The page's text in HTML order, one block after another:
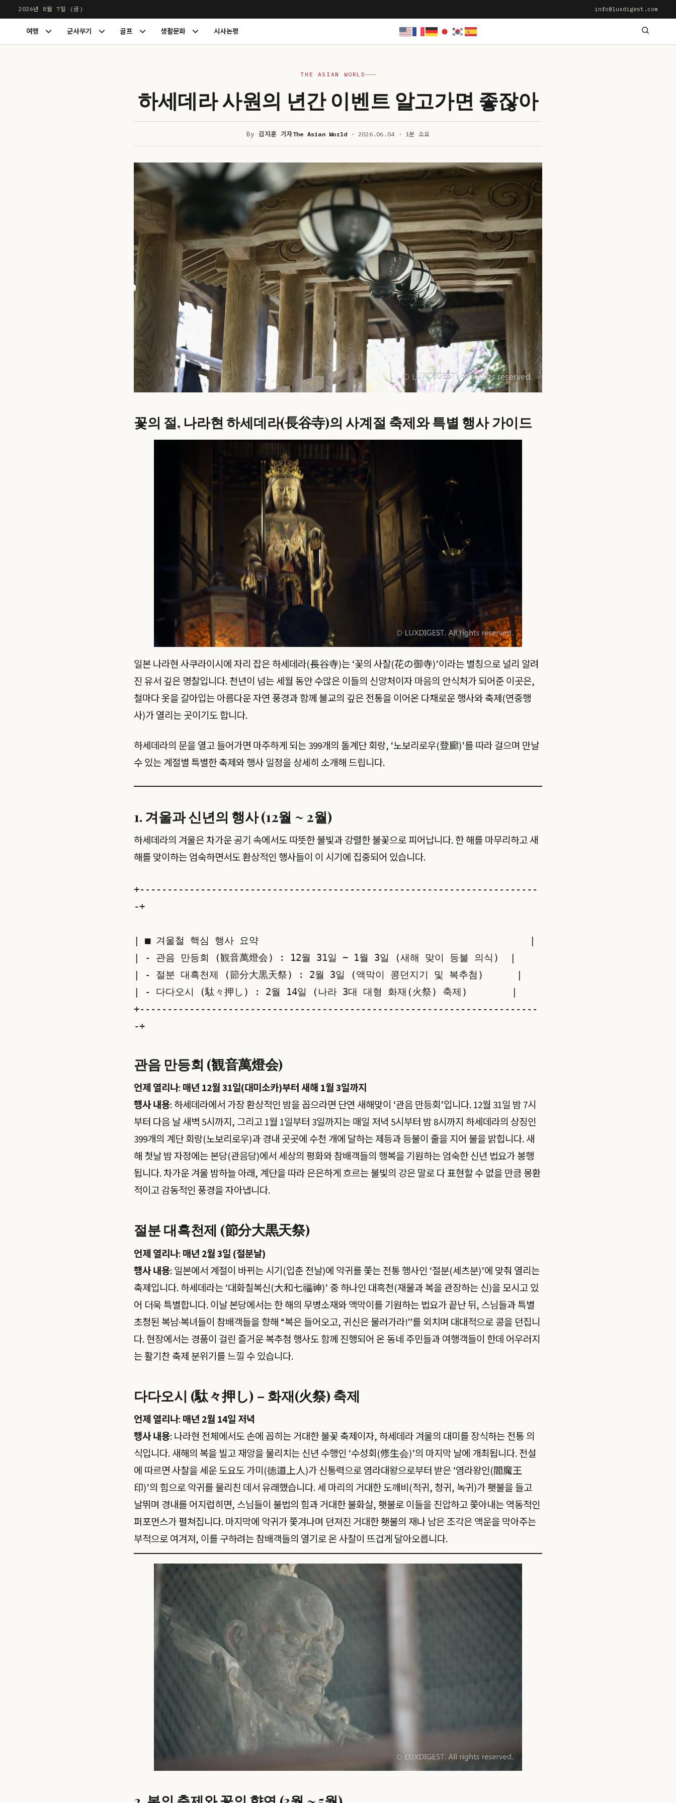
문
로
2026년 8월 7일 (금) info@luxdigest.com
LUXDIGEST
여행
여
행
군사무기
군
사
골프
골
프
펼
치
생활문화
생
활
메
뉴
시사논평
THE ASIAN WORLD
하세데라 사원의 년간 이벤트 알고가면 좋잖아
By 김지훈 기자The Asian World · 2026.06.04 · 1분 소요
꽃의 절, 나라현 하세데라(長谷寺)의 사계절 축제와 특별 행사 가이드
일본 나라현 사쿠라이시에 자리 잡은 하세데라(長谷寺)는 ‘꽃의 사찰(花の御寺)’이라는 별칭으로 널리 알려
진 유서 깊은 명찰입니다. 천년이 넘는 세월 동안 수많은 이들의 신앙처이자 마음의 안식처가 되어준 이곳은,
철마다 옷을 갈아입는 아름다운 자연 풍경과 함께 불교의 깊은 전통을 이어온 다채로운 행사와 축제(연중행
사)가 열리는 곳이기도 합니다.
하세데라의 문을 열고 들어가면 마주하게 되는 399개의 돌계단 회랑, ‘노보리로우(登廊)’를 따라 걸으며 만날
수 있는 계절별 특별한 축제와 행사 일정을 상세히 소개해 드립니다.
1. 겨울과 신년의 행사 (12월 ~ 2월)
하세데라의 겨울은 차가운 공기 속에서도 따뜻한 불빛과 강렬한 불꽃으로 피어납니다. 한 해를 마무리하고 새
해를 맞이하는 엄숙하면서도 환상적인 행사들이 이 시기에 집중되어 있습니다.
+------------------------------------------------------------------------
-+
| ■ 겨울철 핵심 행사 요약                                                 |
| - 관음 만등회 (観音萬燈会) : 12월 31일 ~ 1월 3일 (새해 맞이 등불 의식)  |
| - 절분 대흑천제 (節分大黒天祭) : 2월 3일 (액막이 콩던지기 및 복추첨)      |
| - 다다오시 (駄々押し) : 2월 14일 (나라 3대 대형 화재(火祭) 축제)        |
+------------------------------------------------------------------------
관음 만등회 (観音萬燈会)
언제 열리나:매년 12월 31일(대미소카)부터 새해 1월 3일까지
행사 내용: 하세데라에서 가장 환상적인 밤을 꼽으라면 단연 새해맞이 ‘관음 만등회’입니다. 12월 31일 밤 7시
부터 다음 날 새벽 5시까지, 그리고 1월 1일부터 3일까지는 매일 저녁 5시부터 밤 8시까지 하세데라의 상징인
399개의 계단 회랑(노보리로우)과 경내 곳곳에 수천 개에 달하는 제등과 등불이 줄을 지어 불을 밝힙니다. 새
해 첫날 밤 자정에는 본당(관음당)에서 세상의 평화와 참배객들의 행복을 기원하는 엄숙한 신년 법요가 봉행
됩니다. 차가운 겨울 밤하늘 아래, 계단을 따라 은은하게 흐르는 불빛의 강은 말로 다 표현할 수 없을 만큼 몽환
적이고 감동적인 풍경을 자아냅니다.
절분 대흑천제 (節分大黒天祭)
언제 열리나:매년 2월 3일 (절분날)
행사 내용: 일본에서 계절이 바뀌는 시기(입춘 전날)에 악귀를 쫓는 전통 행사인 ‘절분(세츠분)’에 맞춰 열리는
축제입니다. 하세데라는 ‘대화칠복신(大和七福神)’ 중 하나인 대흑천(재물과 복을 관장하는 신)을 모시고 있
어 더욱 특별합니다. 이날 본당에서는 한 해의 무병소재와 액막이를 기원하는 법요가 끝난 뒤, 스님들과 특별
초청된 복남·복녀들이 참배객들을 향해 “복은 들어오고, 귀신은 물러가라!”를 외치며 대대적으로 콩을 던집니
다. 현장에서는 경품이 걸린 즐거운 복추첨 행사도 함께 진행되어 온 동네 주민들과 여행객들이 한데 어우러지
는 활기찬 축제 분위기를 느낄 수 있습니다.
다다오시 (駄々押し) – 화재(火祭) 축제
언제 열리나:매년 2월 14일 저녁
행사 내용: 나라현 전체에서도 손에 꼽히는 거대한 불꽃 축제이자, 하세데라 겨울의 대미를 장식하는 전통 의
식입니다. 새해의 복을 빌고 재앙을 물리치는 신년 수행인 ‘수성회(修生会)’의 마지막 날에 개최됩니다. 전설
에 따르면 사찰을 세운 도요도 가미(徳道上人)가 신통력으로 염라대왕으로부터 받은 ‘염라왕인(閻魔王
印)’의 힘으로 악귀를 물리친 데서 유래했습니다. 세 마리의 거대한 도깨비(적귀, 청귀, 녹귀)가 횃불을 들고
날뛰며 경내를 어지럽히면, 스님들이 불법의 힘과 거대한 불화살, 횃불로 이들을 진압하고 쫓아내는 역동적인
퍼포먼스가 펼쳐집니다. 마지막에 악귀가 쫓겨나며 던져진 거대한 횃불의 재나 남은 조각은 액운을 막아주는
부적으로 여겨져, 이를 구하려는 참배객들의 열기로 온 사찰이 뜨겁게 달아오릅니다.